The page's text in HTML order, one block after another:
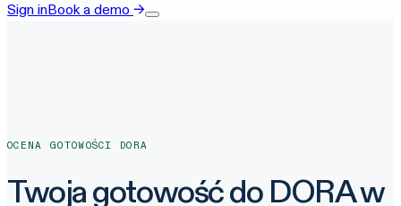
Sign inBook a demo →
OCENA GOTOWOŚCI DORA
Twoja gotowość do DORA w